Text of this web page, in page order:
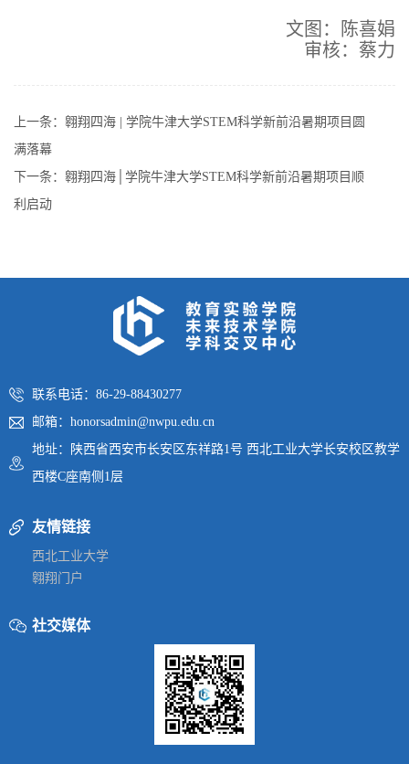
文图：陈喜娟
审核：蔡力
上一条： 翱翔四海 | 学院牛津大学STEM科学新前沿暑期项目圆
满落幕
下一条： 翱翔四海│学院牛津大学STEM科学新前沿暑期项目顺
利启动
联系电话：86-29-88430277
邮箱：honorsadmin@nwpu.edu.cn
地址：陕西省西安市长安区东祥路1号 西北工业大学长安校区教学
西楼C座南侧1层
友情链接
西北工业大学
翱翔门户
社交媒体